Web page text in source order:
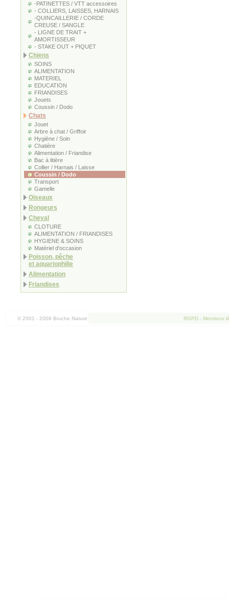
-PATINETTES / VTT accessoires
- COLLIERS, LAISSES, HARNAIS
-QUINCAILLERIE / CORDE
CREUSE / SANGLE
- LIGNE DE TRAIT +
AMORTISSEUR
- STAKE OUT + PIQUET
Chiens
SOINS
ALIMENTATION
MATERIEL
EDUCATION
FRIANDISES
Jouets
Coussin / Dodo
Chats
Jouet
Arbre à chat / Griffoir
Hygiène / Soin
Chatière
Alimentation / Friandise
Bac à litière
Collier / Harnais / Laisse
Coussin / Dodo
Transport
Gamelle
Oiseaux
Rongeurs
Cheval
CLOTURE
ALIMENTATION / FRIANDISES
HYGIENE & SOINS
Matériel d'occasion
Poisson, pêche
et aquariophilie
Alimentation
Friandises
© 2001 - 2008 Bruche Nature RGPD- Mentions